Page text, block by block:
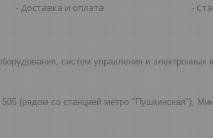
Доставка и оплата
систем управления и электронных
(рядом со станцией метро "Пушкинская"),